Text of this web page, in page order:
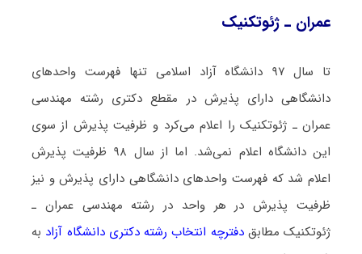
ﻋﻤﺮان ـ ژئوتکنیک
تا سال ۹۷ دانشگاه آزاد اسلامی تنها فهرست واحدهای
دانشگاهی دارای پذیرش در مقطع دکتری رشته ﻣﻬﻨﺪسی
ﻋﻤﺮان ـ ژئوتکنیک را اعلام می‌کرد و ظرفیت پذیرش از سوی
این دانشگاه اعلام نمی‌شد. اما از سال ۹۸ ظرفیت پذیرش
اعلام شد که فهرست واحدهای دانشگاهی دارای پذیرش و نیز
ظرفیت پذیرش در هر واحد در رشته ﻣﻬﻨﺪسی ﻋﻤﺮان ـ
ژئوتکنیک مطابقدفترچه انتخاب رشته دکتری دانشگاه آزاد به